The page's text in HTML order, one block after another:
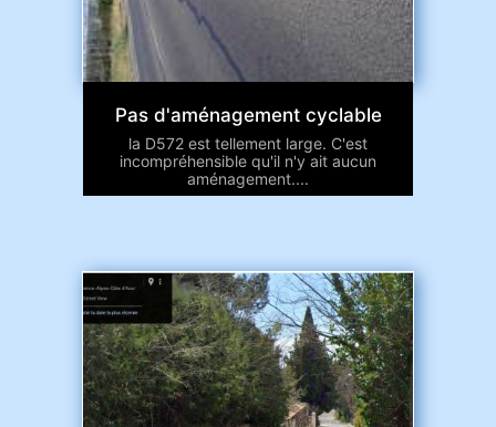
Pas d'aménagement cyclable
la D572 est tellement large. C'est
incompréhensible qu'il n'y ait aucun
aménagement....